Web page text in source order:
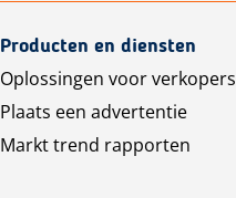
Producten en diensten
Oplossingen voor verkopers
Plaats een advertentie
Markt trend rapporten